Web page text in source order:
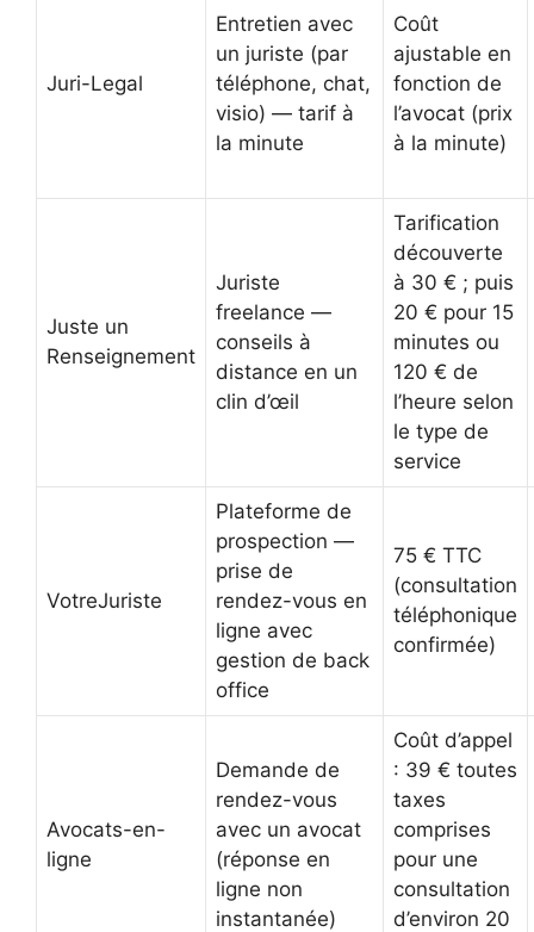
Juri-Legal
Entretien avec
un juriste (par
téléphone, chat,
visio) — tarif à
la minute
Coût
ajustable en
fonction de
l’avocat (prix
à la minute)
Juste un
Renseignement
Juriste
freelance —
conseils à
distance en un
clin d’œil
Tarification
découverte
à 30 € ; puis
20 € pour 15
minutes ou
120 € de
l’heure selon
le type de
service
VotreJuriste
Plateforme de
prospection —
prise de
rendez-vous en
ligne avec
gestion de back
office
75 € TTC
(consultation
téléphonique
confirmée)
Avocats-en-
ligne
Demande de
rendez-vous
avec un avocat
(réponse en
ligne non
instantanée)
Coût d’appel
: 39 € toutes
taxes
comprises
pour une
consultation
d’environ 20